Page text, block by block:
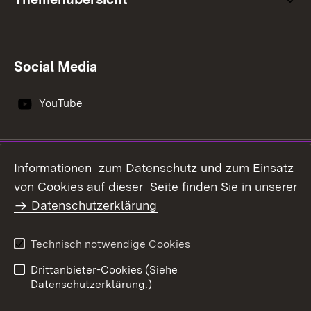
Social Media
YouTube
Impressum
Datenschutz
Erklärung zur
Barrierefreiheit
Benutzungshinweise
Ernährung - Ländlicher
Informationen zum Datenschutz und zum Einsatz
von Cookies auf dieser Seite finden Sie in unserer
Datenschutzerklärung
Technisch notwendige Cookies
Drittanbieter-Cookies (Siehe
Datenschutzerklärung.)